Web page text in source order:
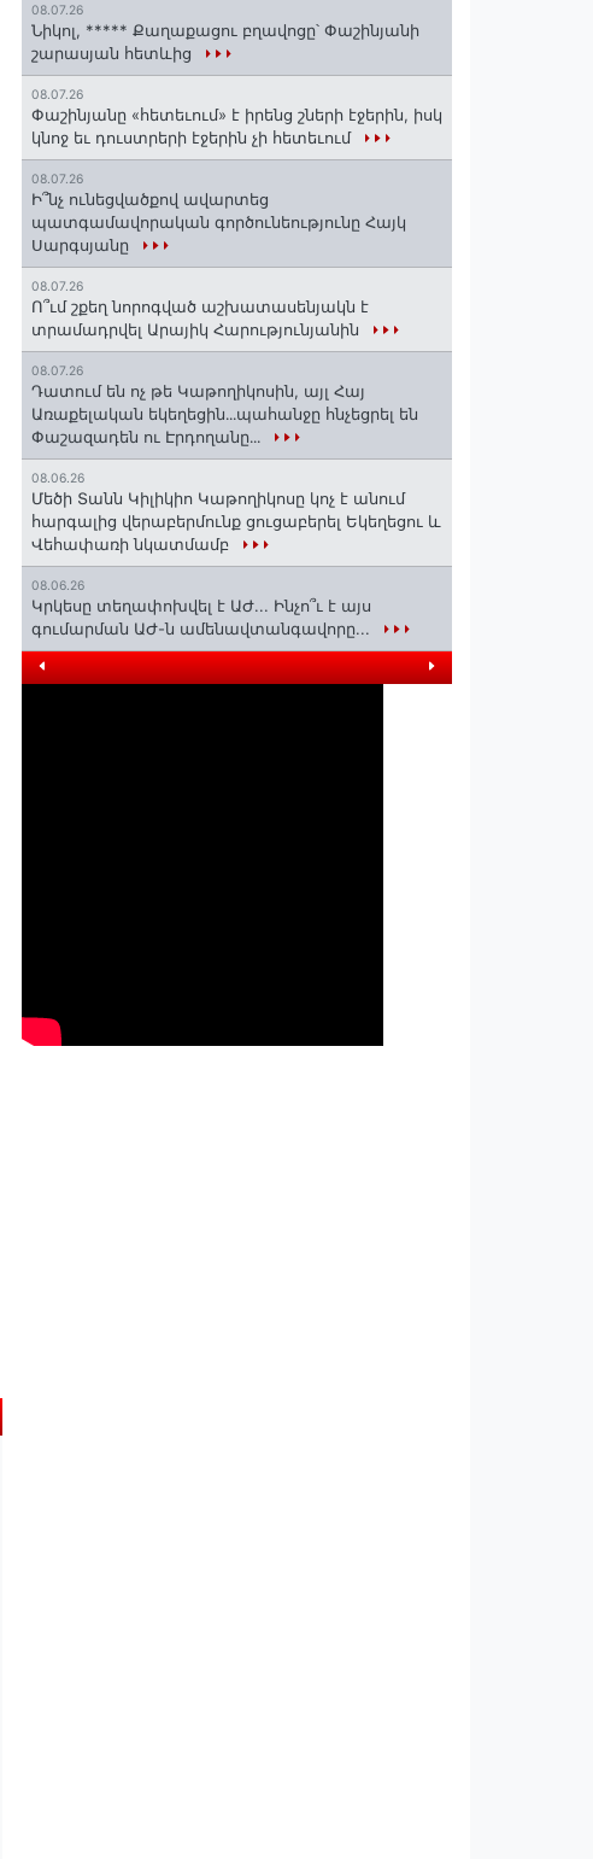
08.07.26
Նիկոլ, ***** Քաղաքացու բղավոցը՝ Փաշինյանի
շարասյան հետևից
08.07.26
Փաշինյանը «հետեւում» է իրենց շների էջերին, իսկ
կնոջ եւ դուստրերի էջերին չի հետեւում
08.07.26
Ի՞նչ ունեցվածքով ավարտեց
պատգամավորական գործունեությունը Հայկ
Սարգսյանը
08.07.26
Ո՞ւմ շքեղ նորոգված աշխատասենյակն է
տրամադրվել Արայիկ Հարությունյանին
08.07.26
Դատում են ոչ թե Կաթողիկոսին, այլ Հայ
Առաքելական եկեղեցին․․․պահանջը հնչեցրել են
Փաշազադեն ու Էրդողանը․․․
08.06.26
Մեծի Տանն Կիլիկիո Կաթողիկոսը կոչ է անում
հարգալից վերաբերմունք ցուցաբերել Եկեղեցու և
Վեհափառի նկատմամբ
08.06.26
Կրկեսը տեղափոխվել է ԱԺ... Ինչո՞ւ է այս
գումարման ԱԺ-ն ամենավտանգավորը...